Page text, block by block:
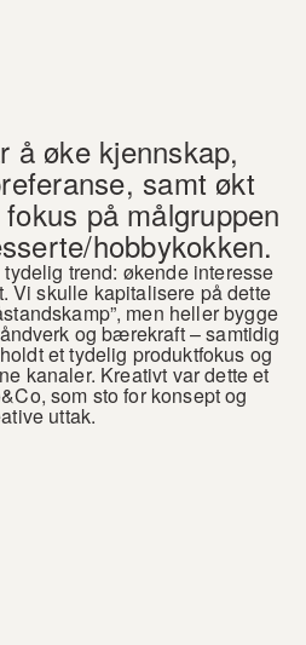
å øke kjennskap,
samt økt
på målgruppen
hobbykokken.
trend: økende interesse
Vi skulle kapitalisere på dette
men heller bygge
og bærekraft – samtidig
et tydelig produktfokus og
kanaler. Kreativt var dette et
som sto for konsept og
uttak.